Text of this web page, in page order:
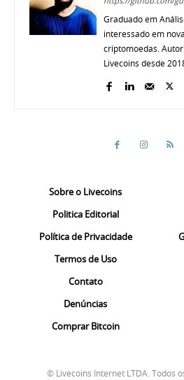
Graduado em
interessado em
criptomoedas.
Livecoins desde
Sobre o Livecoins
Politica Editorial
Política de Privacidade
Termos de Uso
Contato
Denúncias
Comprar Bitcoin
© Livecoins Internet LTDA. Todos